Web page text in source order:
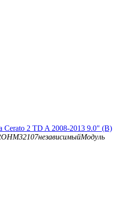
Cerato 2 TD A 2008-2013 9.0" (B)